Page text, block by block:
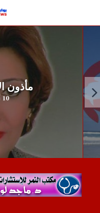
مأذون
10 أغسطس، 2023